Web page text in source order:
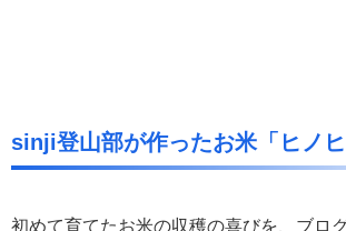
sinji登山部が作ったお米「ヒノヒ
初めて育てたお米の収穫の喜びを、ブロ